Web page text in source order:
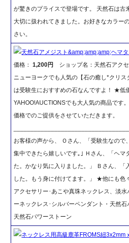
が驚きのプライスで登場です。 天然石は古
大切に扱われてきました。お好きなカラー
さい。
天然石アメジスト&amp;amp;amp;ヘマ
価格：1,200円
ショップ名：天然石アク
ニューヨークでも人気の【石の癒し*クリス
は受験生におすすめの石なんですよ！ ★低
YAHOO!AUCTIONSでも大人気の商品で
価格でのご提供をさせていただきます。
お客様の声から、 Ｏさん、「受験生なので
集中できたら嬉しいです｡｣ Ｈさん、「ヘマ
た。かなり気に入りました。」 Ｂさん、「
した。もう身に付けてます。」 ★他にも色
アクセサリー･あこや真珠ネックレス、淡
ーネックレス･シルバーペンダント・天然
天然石パワーストーン
ネックレス用高級鹿革FROMS紐3x2mm